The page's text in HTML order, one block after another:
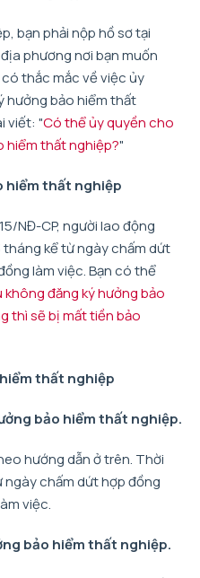
bạn phải nộp hồ sơ tại
phương nơi bạn muốn
thắc mắc về việc ủy
hưởng bảo hiểm thất
viết: "Có thể ủy quyền cho
hiểm thất nghiệp?"
hiểm thất nghiệp
NĐ-CP, người lao động
kể từ ngày chấm dứt
làm việc. Bạn có thể
không đăng ký hưởng bảo
thì sẽ bị mất tiền bảo
thất nghiệp
bảo hiểm thất nghiệp.
hướng dẫn ở trên. Thời
ngày chấm dứt hợp đồng
việc.
bảo hiểm thất nghiệp.